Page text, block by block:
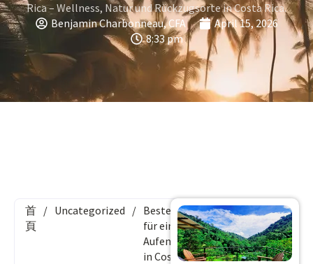
Rica – Wellness, Natur und Rückzugsorte in Costa Rica.
Benjamin Charbonneau, CFA
April 15, 2026
8:33 pm
首
頁
/ Uncategorized / Beste Lage
für einen
Aufenthalt
in Costa